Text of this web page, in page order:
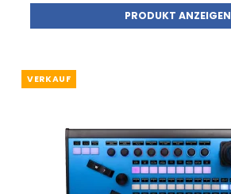
PRODUKT ANZEIGEN
VERKAUF